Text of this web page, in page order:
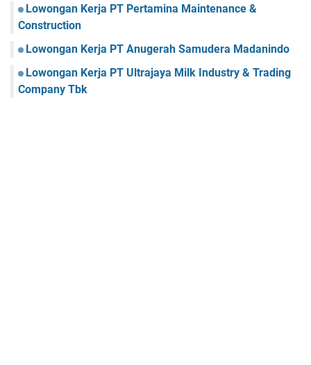
Lowongan Kerja PT Pertamina Maintenance &
Construction
Lowongan Kerja PT Anugerah Samudera Madanindo
Lowongan Kerja PT Ultrajaya Milk Industry & Trading
Company Tbk